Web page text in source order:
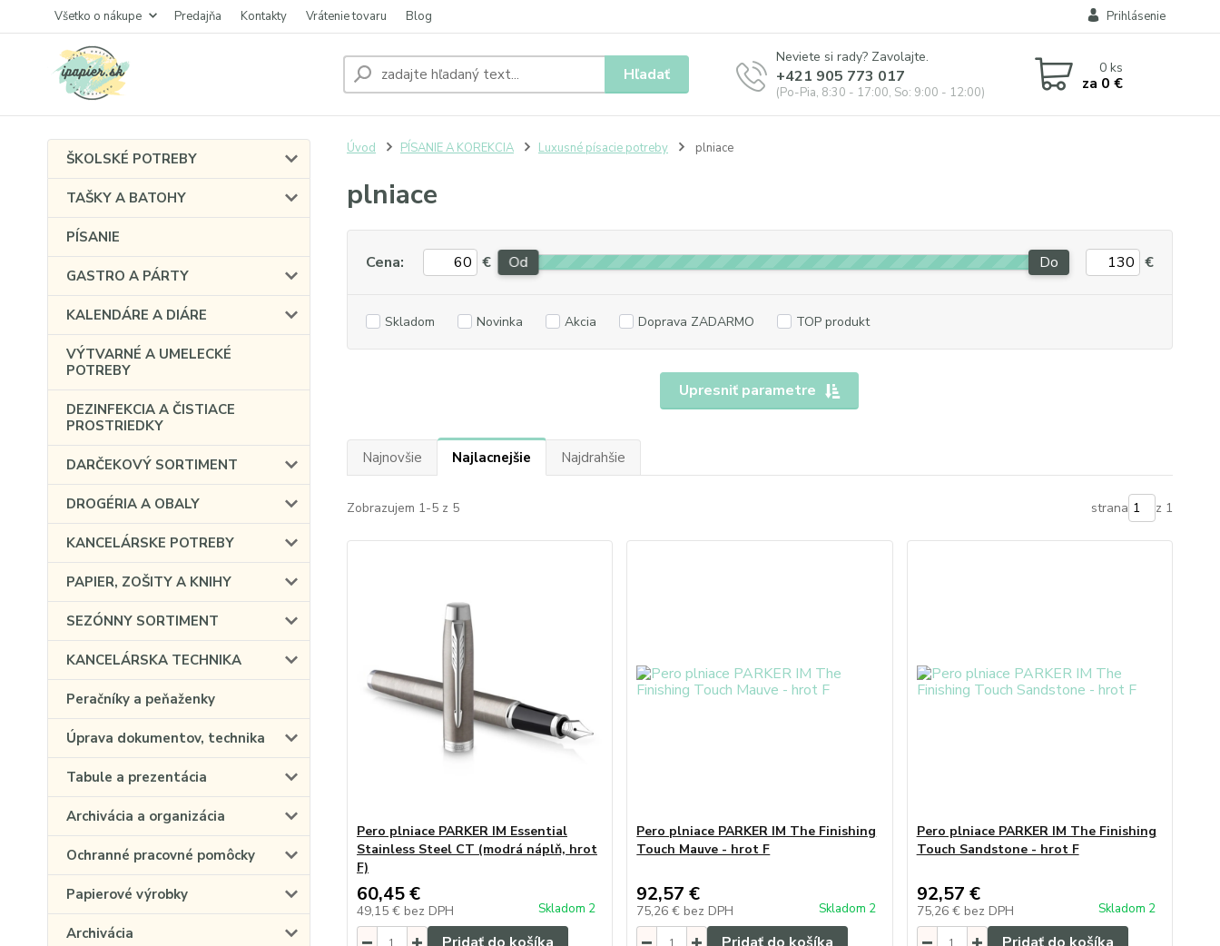
Všetko o nákupe Predajňa Kontakty Vrátenie tovaru Blog Prihlásenie
Hľadať
Neviete si rady? Zavolajte.
+421 905 773 017
(Po-Pia, 8:30 - 17:00, So: 9:00 - 12:00)
0ks
za 0 €
ŠKOLSKÉ POTREBY
TAŠKY A BATOHY
PÍSANIE
GASTRO A PÁRTY
KALENDÁRE A DIÁRE
VÝTVARNÉ A UMELECKÉ
POTREBY
DEZINFEKCIA A ČISTIACE
PROSTRIEDKY
DARČEKOVÝ SORTIMENT
DROGÉRIA A OBALY
KANCELÁRSKE POTREBY
PAPIER, ZOŠITY A KNIHY
SEZÓNNY SORTIMENT
KANCELÁRSKA TECHNIKA
Peračníky a peňaženky
Úprava dokumentov, technika
Tabule a prezentácia
Archivácia a organizácia
Ochranné pracovné pomôcky
Papierové výrobky
Archivácia
Úvod PÍSANIE A KOREKCIA Luxusné písacie potreby plniace
plniace
Upresniť parametre
Cena: € Od Do €
Skladom Novinka Akcia Doprava ZADARMO TOP produkt
Najnovšie Najlacnejšie Najdrahšie
Zobrazujem 1-5 z 5 strana z 1
Pero plniace PARKER IM Essential
Stainless Steel CT (modrá náplň, hrot
F)
60,45 €
49,15 € bez DPH Skladom 2
Pero plniace PARKER IM The Finishing
Touch Mauve - hrot F
92,57 €
75,26 € bez DPH Skladom 2
Pero plniace PARKER IM The Finishing
Touch Sandstone - hrot F
92,57 €
75,26 € bez DPH Skladom 2